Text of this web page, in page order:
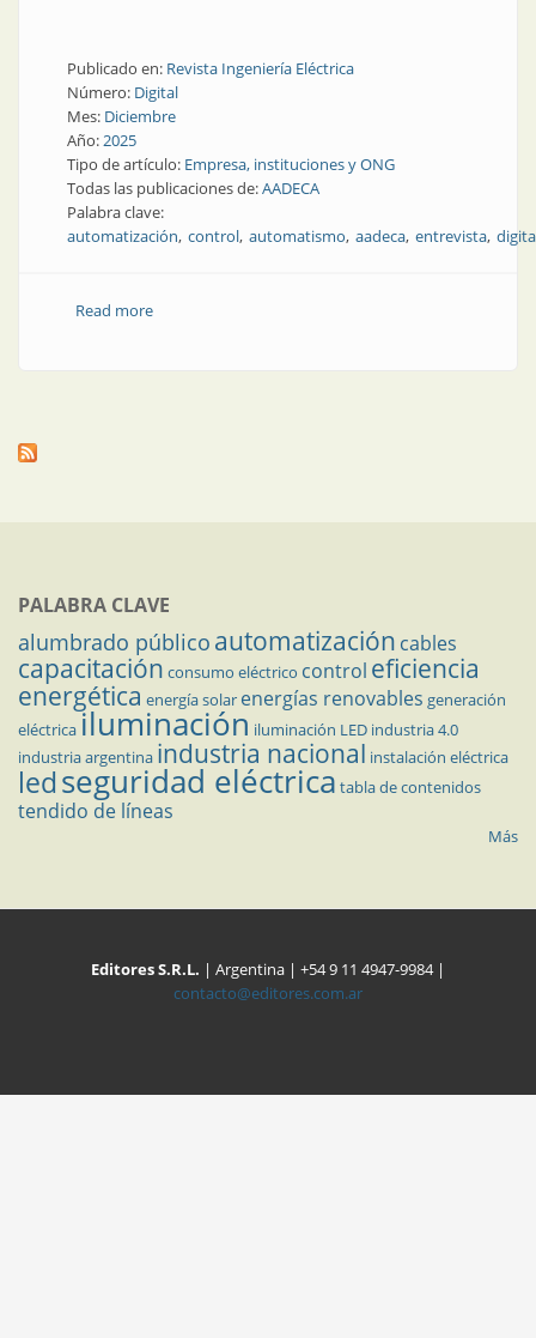
Publicado en: Revista Ingeniería Eléctrica
Número: Digital
Mes: Diciembre
Año:2025
Tipo de artículo: Empresa, instituciones y ONG
Todas las publicaciones de:AADECA
Palabra clave:
automatización control automatismo aadeca entrevista
Read moreabout El auge de la automatización y las palabras del
PALABRA CLAVE
alumbrado público automatización cables
capacitación consumo eléctrico control eficiencia
energética energía solar energías renovables generación
eléctricailuminación iluminación LED industria 4.0
industria argentina industria nacional instalación eléctrica
ledseguridad eléctrica tabla de contenidos
tendido de líneas
Más
Editores S.R.L. | Argentina | +54 9 11 4947-9984 |
contacto@editores.com.ar